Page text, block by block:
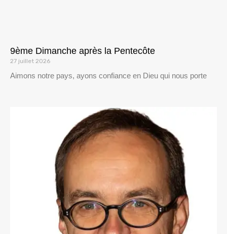
9ème Dimanche après la Pentecôte
27 juillet 2026
Aimons notre pays, ayons confiance en Dieu qui nous porte